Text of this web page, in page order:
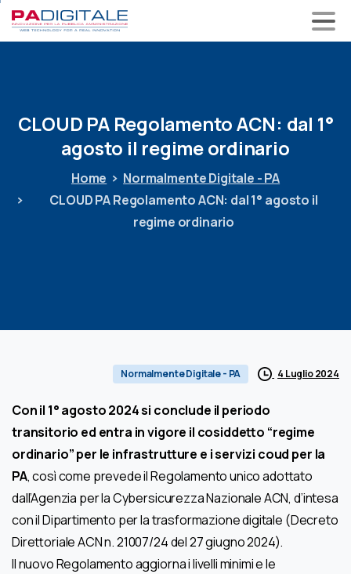
CLOUD PA RegolamentoACN: dal 1°
agosto il regimeordinario
Home
Normalmente Digitale - PA
CLOUD PA Regolamento ACN: dal 1° agosto il
regime ordinario
Normalmente Digitale - PA 4 Luglio 2024
Con il 1° agosto 2024 si conclude il periodo
transitorio ed entra in vigore il cosiddetto “regime
ordinario” per le infrastrutture e i servizi coud per la
PA, così come prevede il Regolamento unico adottato
dall’Agenzia per la Cybersicurezza Nazionale ACN, d’intesa
con il Dipartimento per la trasformazione digitale (Decreto
Direttoriale ACN n. 21007/24 del 27 giugno 2024).
Il nuovo Regolamento aggiorna i livelli minimi e le